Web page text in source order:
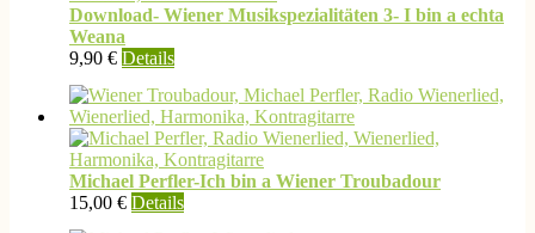
Download- Wiener Musikspezialitäten 3- I bin a echta
Weana
9,90 € Details
Michael Perfler-Ich bin a Wiener Troubadour
15,00 € Details